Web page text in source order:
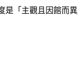
是「 主觀且因館而異